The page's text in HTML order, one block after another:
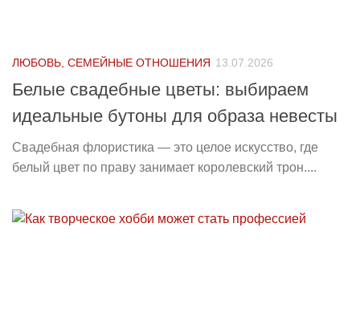
ЛЮБОВЬ, СЕМЕЙНЫЕ ОТНОШЕНИЯ 13.07.2026
Белые свадебные цветы: выбираем
идеальные бутоны для образа невесты
Свадебная флористика — это целое искусство, где
белый цвет по праву занимает королевский трон....